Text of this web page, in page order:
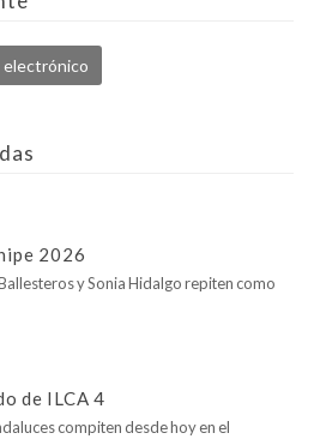
electrónico
2026
y Sonia Hidalgo repiten como
de ILCA 4
compiten desde hoy en el